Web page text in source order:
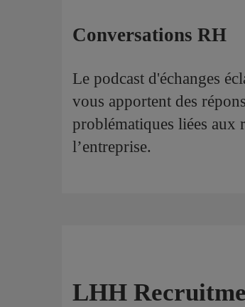
Conversations RH
Le podcast d'échanges
vous apportent des
problématiques liées aux
l’entreprise.
LHH